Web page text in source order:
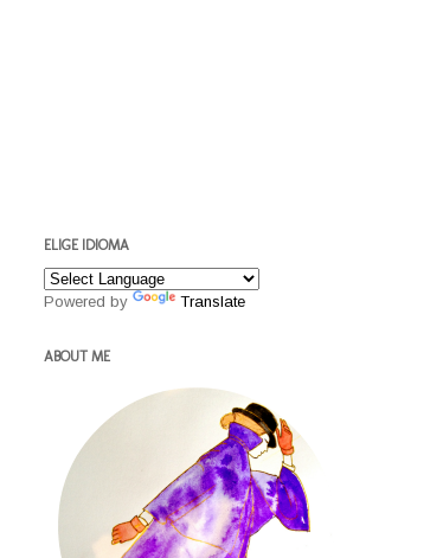
ELIGE IDIOMA
Powered by Translate
ABOUT ME